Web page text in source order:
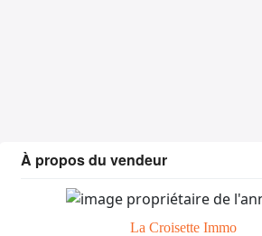
À propos du vendeur
La Croisette Immo